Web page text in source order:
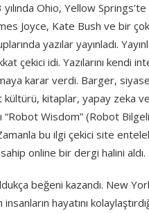
Ohio, Yellow
Joyce, Kate Bush ve bir
yazılar yayınladı.
çekici idi. Yazılarını kendi
karar verdi. Barger,
kitaplar, yapay zeka
“Robot Wisdom” (Robot
bu ilgi çekici site
online bir dergi halini aldı.
beğeni kazandı. New
hayatını